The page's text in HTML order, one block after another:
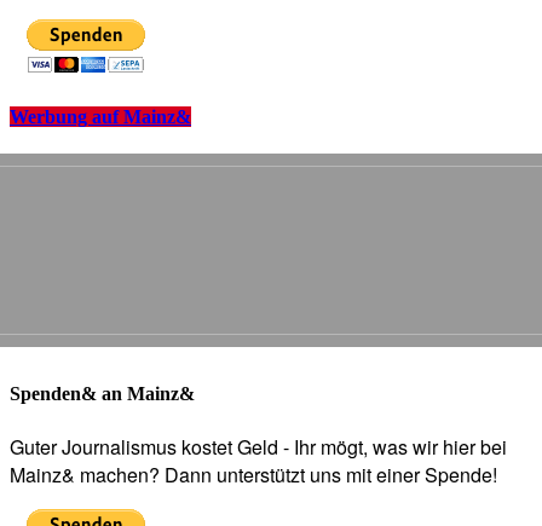
Werbung auf Mainz&
Spenden& an Mainz&
Guter Journalismus kostet Geld - Ihr mögt, was wir hier bei
Mainz& machen? Dann unterstützt uns mit einer Spende!